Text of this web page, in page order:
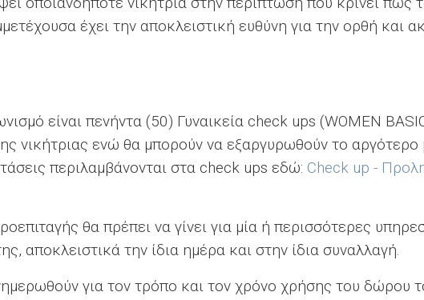
έχει την αποκλειστική ευθύνη για την ορθή και
είναι πενήντα (50) Γυναικεία check ups (WOMEN
νικήτριας ενώ θα μπορούν να εξαργυρωθούν το αργότερο
περιλαμβάνονται στα check ups εδώ: Check up -
θα πρέπει να γίνει για μία ή περισσότερες
αποκλειστικά την ίδια ημέρα και στην ίδια συναλλαγή.
για τον τρόπο και τον χρόνο χρήσης του δώρου